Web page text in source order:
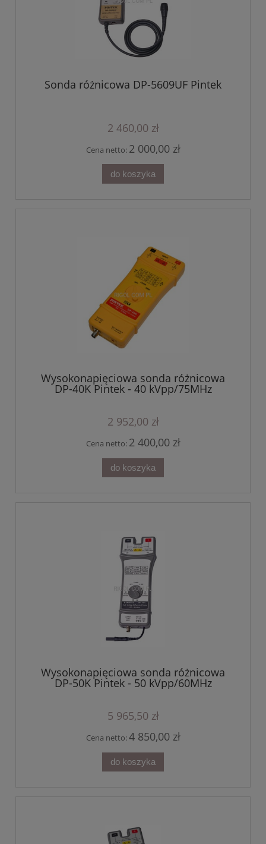
Sonda różnicowa DP-5609UF Pintek
2 460,00 zł
Cena netto: 2 000,00 zł
do koszyka
Wysokonapięciowa sonda różnicowa
DP-40K Pintek - 40 kVpp/75MHz
2 952,00 zł
Cena netto: 2 400,00 zł
do koszyka
Wysokonapięciowa sonda różnicowa
DP-50K Pintek - 50 kVpp/60MHz
5 965,50 zł
Cena netto:4 850,00 zł
do koszyka